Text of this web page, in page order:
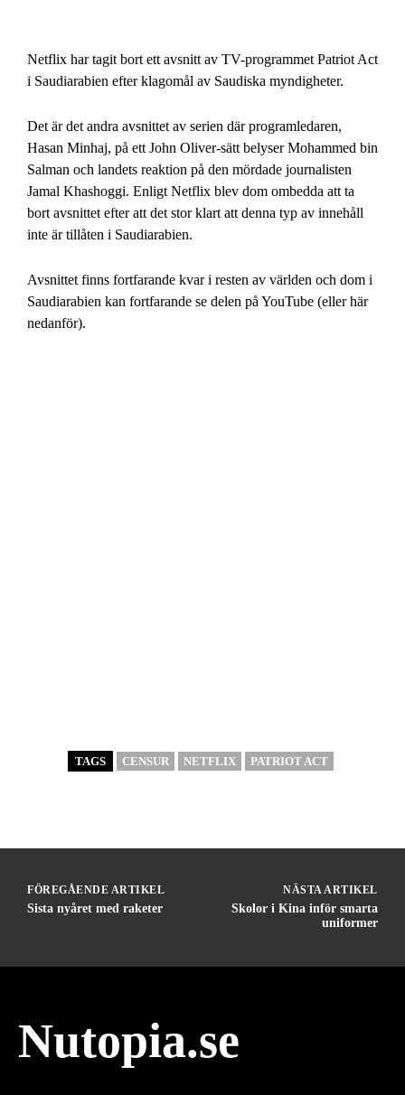
Netflix har tagit bort ett avsnitt av TV-programmet Patriot Act
i Saudiarabien efter klagomål av Saudiska myndigheter.
Det är det andra avsnittet av serien där programledaren,
Hasan Minhaj, på ett John Oliver-sätt belyser Mohammed bin
Salman och landets reaktion på den mördade journalisten
Jamal Khashoggi. Enligt Netflix blev dom ombedda att ta
bort avsnittet efter att det stor klart att denna typ av innehåll
inte är tillåten i Saudiarabien.
Avsnittet finns fortfarande kvar i resten av världen och dom i
Saudiarabien kan fortfarande se delen på YouTube (eller här
nedanför).
TAGS CENSUR NETFLIX PATRIOT ACT
FÖREGÅENDE ARTIKEL
Sista nyåret med raketer
NÄSTA ARTIKEL
Skolor i Kina inför smarta
uniformer
Nutopia.se